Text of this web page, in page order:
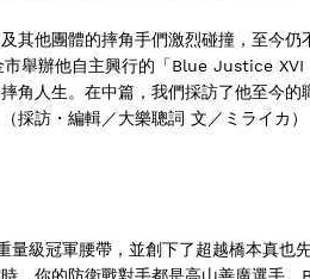
其他團體的摔角手們激烈碰撞，至今仍
舉辦他自主興行的「Blue Justice XVI
角人生。在中篇，我們採訪了他至今的
採訪・編輯／大樂聰詞 文／ミライカ）
級冠軍腰帶，並創下了超越橋本真也